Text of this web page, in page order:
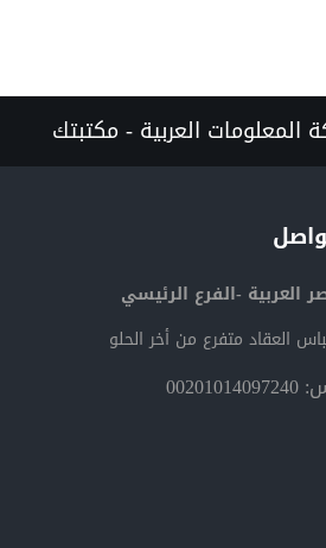
المعلومات العربية - مكتبتك
العربية -الفرع الرئيسي
العقاد متفرع من أخر الحلو